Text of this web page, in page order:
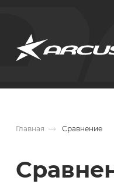
Главная Сравнение